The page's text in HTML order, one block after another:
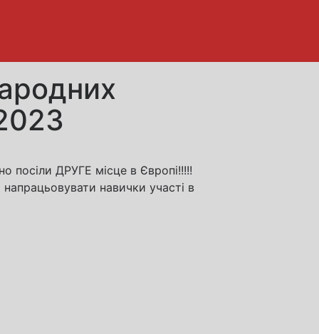
посіли ДРУГЕ місце в Європі!!!!!
навички участі в